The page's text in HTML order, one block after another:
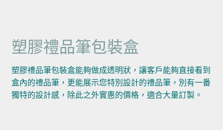
塑膠禮品筆包裝盒
塑膠禮品筆包裝盒能夠做成透明狀，讓客戶能夠直接看到
盒內的禮品筆，更能展示您特別設計的禮品筆，別有一番
獨特的設計感，除此之外實惠的價格，適合大量訂製。